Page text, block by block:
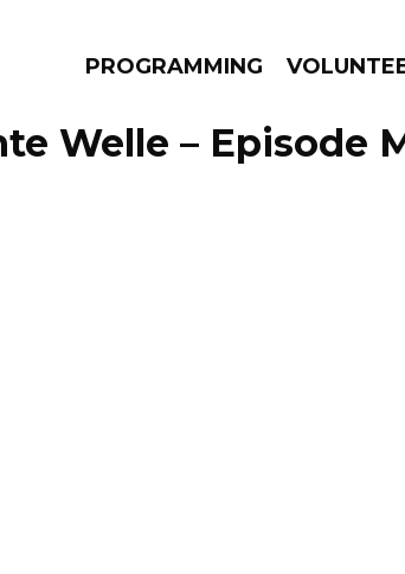
PROGRAMMING
Welle – Episode